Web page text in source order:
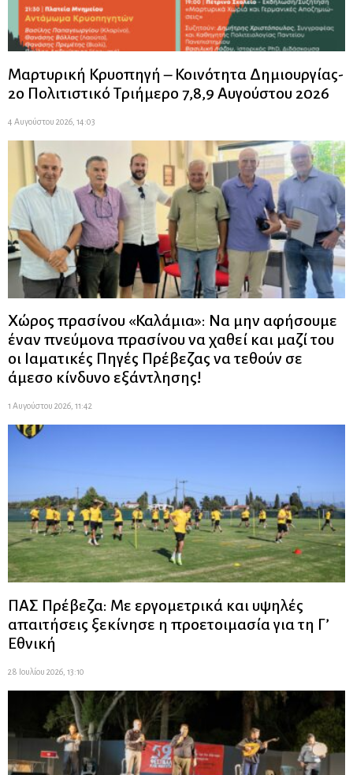
Μαρτυρική Κρυοπηγή – Κοινότητα Δημιουργίας-
2ο Πολιτιστικό Τριήμερο 7,8,9 Αυγούστου 2026
4 Αυγούστου 2026, 14:03
Χώρος πρασίνου «Καλάμια»: Να μην αφήσουμε
έναν πνεύμονα πρασίνου να χαθεί και μαζί του
οι Ιαματικές Πηγές Πρέβεζας να τεθούν σε
άμεσο κίνδυνο εξάντλησης!
1 Αυγούστου 2026, 11:42
ΠΑΣ Πρέβεζα: Με εργομετρικά και υψηλές
απαιτήσεις ξεκίνησε η προετοιμασία για τη Γ’
Εθνική
28 Ιουλίου 2026, 13:10